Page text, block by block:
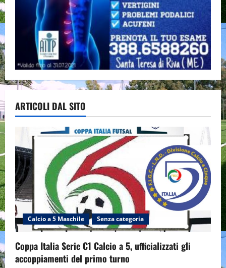
ARTICOLI DAL SITO
Calcio a 5 Maschile Senza categoria
Coppa Italia Serie C1 Calcio a 5, ufficializzati gli
accoppiamenti del primo turno